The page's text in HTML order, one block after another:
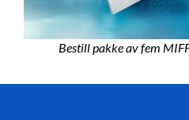
Bestill pakke av fem